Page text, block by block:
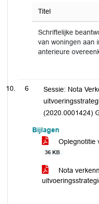
Titel
Schriftelijke
van woningen aan
anterieure
6
Sessie: Nota
(2020.0001424)
Bijlagen
Oplegnotitie
36 KB
Nota